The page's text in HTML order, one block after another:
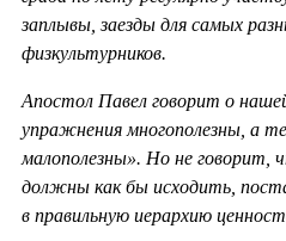
заплывы, заезды для самых
физкультурников.
Апостол Павел говорит о
упражнения многополезны, а
малополезны». Но не говорит,
должны как бы исходить,
в правильную иерархию